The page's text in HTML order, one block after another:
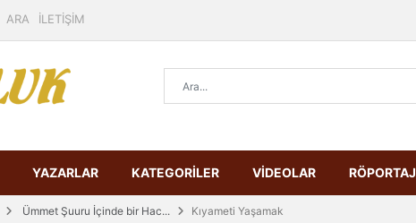
ARA İLETİŞİM
YAZARLAR KATEGORİLER VİDEOLAR RÖPORTAJ
Ümmet Şuuru İçinde bir Hac... Kıyameti Yaşamak